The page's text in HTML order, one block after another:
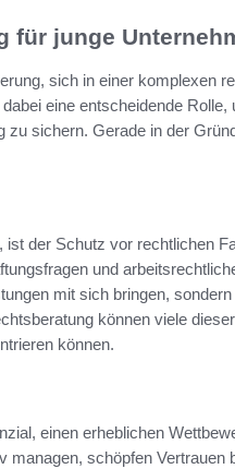
für junge
sich in einer komplexen
eine entscheidende
sichern. Gerade in der
der Schutz vor rechtlichen
und
mit sich bringen,
können viele
können.
einen erheblichen
schöpfen Vertrauen